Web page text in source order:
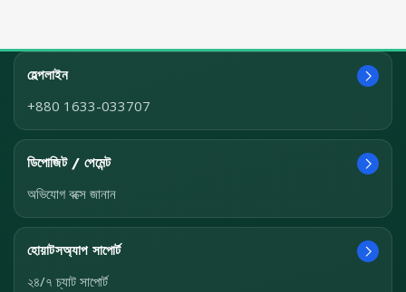
হেল্পলাইন
+880 1633-033707
ডিপোজিট / পেমেন্ট
অভিযোগ বক্সে জানান
হোয়াটসঅ্যাপ সাপোর্ট
২৪/৭ চ্যাট সাপোর্ট